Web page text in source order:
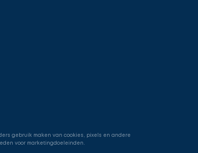
gebruik maken van cookies, pixels en andere
voor marketingdoeleinden.